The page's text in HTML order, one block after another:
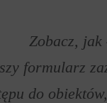
Zobacz, jak
formularz
do